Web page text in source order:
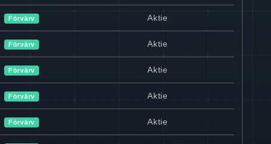
Förvärv Aktie
Förvärv Aktie
Förvärv Aktie
Förvärv Aktie
Förvärv Aktie